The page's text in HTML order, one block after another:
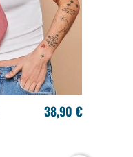
38,90 €